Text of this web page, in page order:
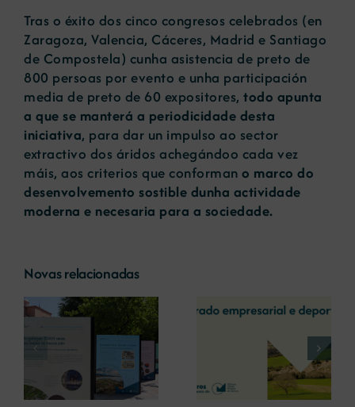
Tras o éxito dos cinco congresos celebrados (en
Zaragoza, Valencia, Cáceres, Madrid e Santiago
de Compostela) cunha asistencia de preto de
800 persoas por evento e unha participación
media de preto de 60 expositores, todo apunta
a que se manterá a periodicidade desta
iniciativa, para dar un impulso ao sector
extractivo dos áridos achegándoo cada vez
máis, aos criterios que conforman o marco do
desenvolvemento sostible dunha actividade
moderna e necesaria para a sociedade.
Novas relacionadas
A COMG reúne a
dous líderes
empresarias con
motivo do seu
Centenario para
debater sobre o
A OIPE e o
CRETUS
presentan as
últimas
innovacións en
restauración